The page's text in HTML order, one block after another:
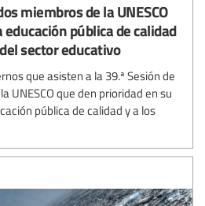
miembros de la UNESCO
pública de calidad
sector educativo
que asisten a la 39.ª Sesión de
UNESCO que den prioridad en su
pública de calidad y a los